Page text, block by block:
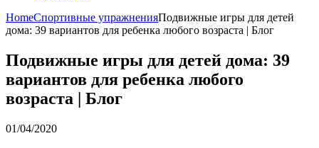
HomeСпортивные упражненияПодвижные игры для детей
дома: 39 вариантов для ребенка любого возраста | Блог
Подвижные игры для детей дома: 39
вариантов для ребенка любого
возраста | Блог
01/04/2020